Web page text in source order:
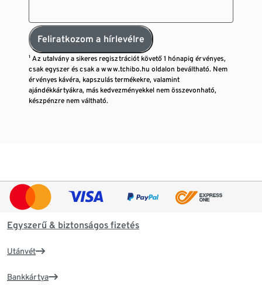
Feliratkozom a hírlevélre
¹ Az utalvány a sikeres regisztrációt követő 1 hónapig érvényes,
csak egyszer és csak a www.tchibo.hu oldalon beváltható. Nem
érvényes kávéra, kapszulás termékekre, valamint
ajándékkártyákra, más kedvezményekkel nem összevonható,
készpénzre nem váltható.
Egyszerű & biztonságos fizetés
Utánvét
Bankkártya